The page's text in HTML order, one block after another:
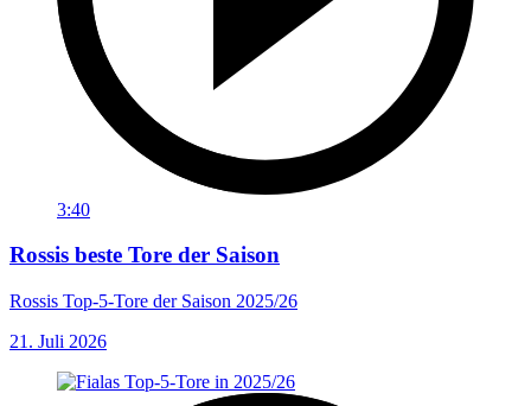
3:40
Rossis beste Tore der Saison
Rossis Top-5-Tore der Saison 2025/26
21. Juli 2026